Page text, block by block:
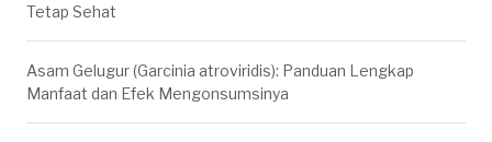
Tetap Sehat
Asam Gelugur (Garcinia atroviridis): Panduan Lengkap
Manfaat dan Efek Mengonsumsinya